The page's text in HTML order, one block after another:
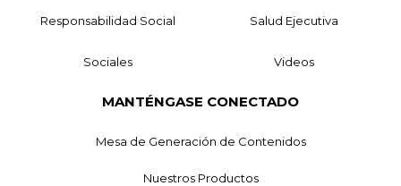
Responsabilidad Social Salud Ejecutiva
Sociales Videos
MANTÉNGASE CONECTADO
Mesa de Generación de Contenidos
Nuestros Productos